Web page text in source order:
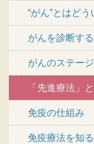
“がん”とはど
がんを診断す
がんのステー
「先進療法」
免疫の仕組み
免疫療法を知